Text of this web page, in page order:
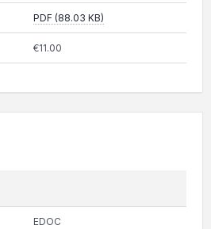
PDF (88.03 KB)
€11.00
EDOC